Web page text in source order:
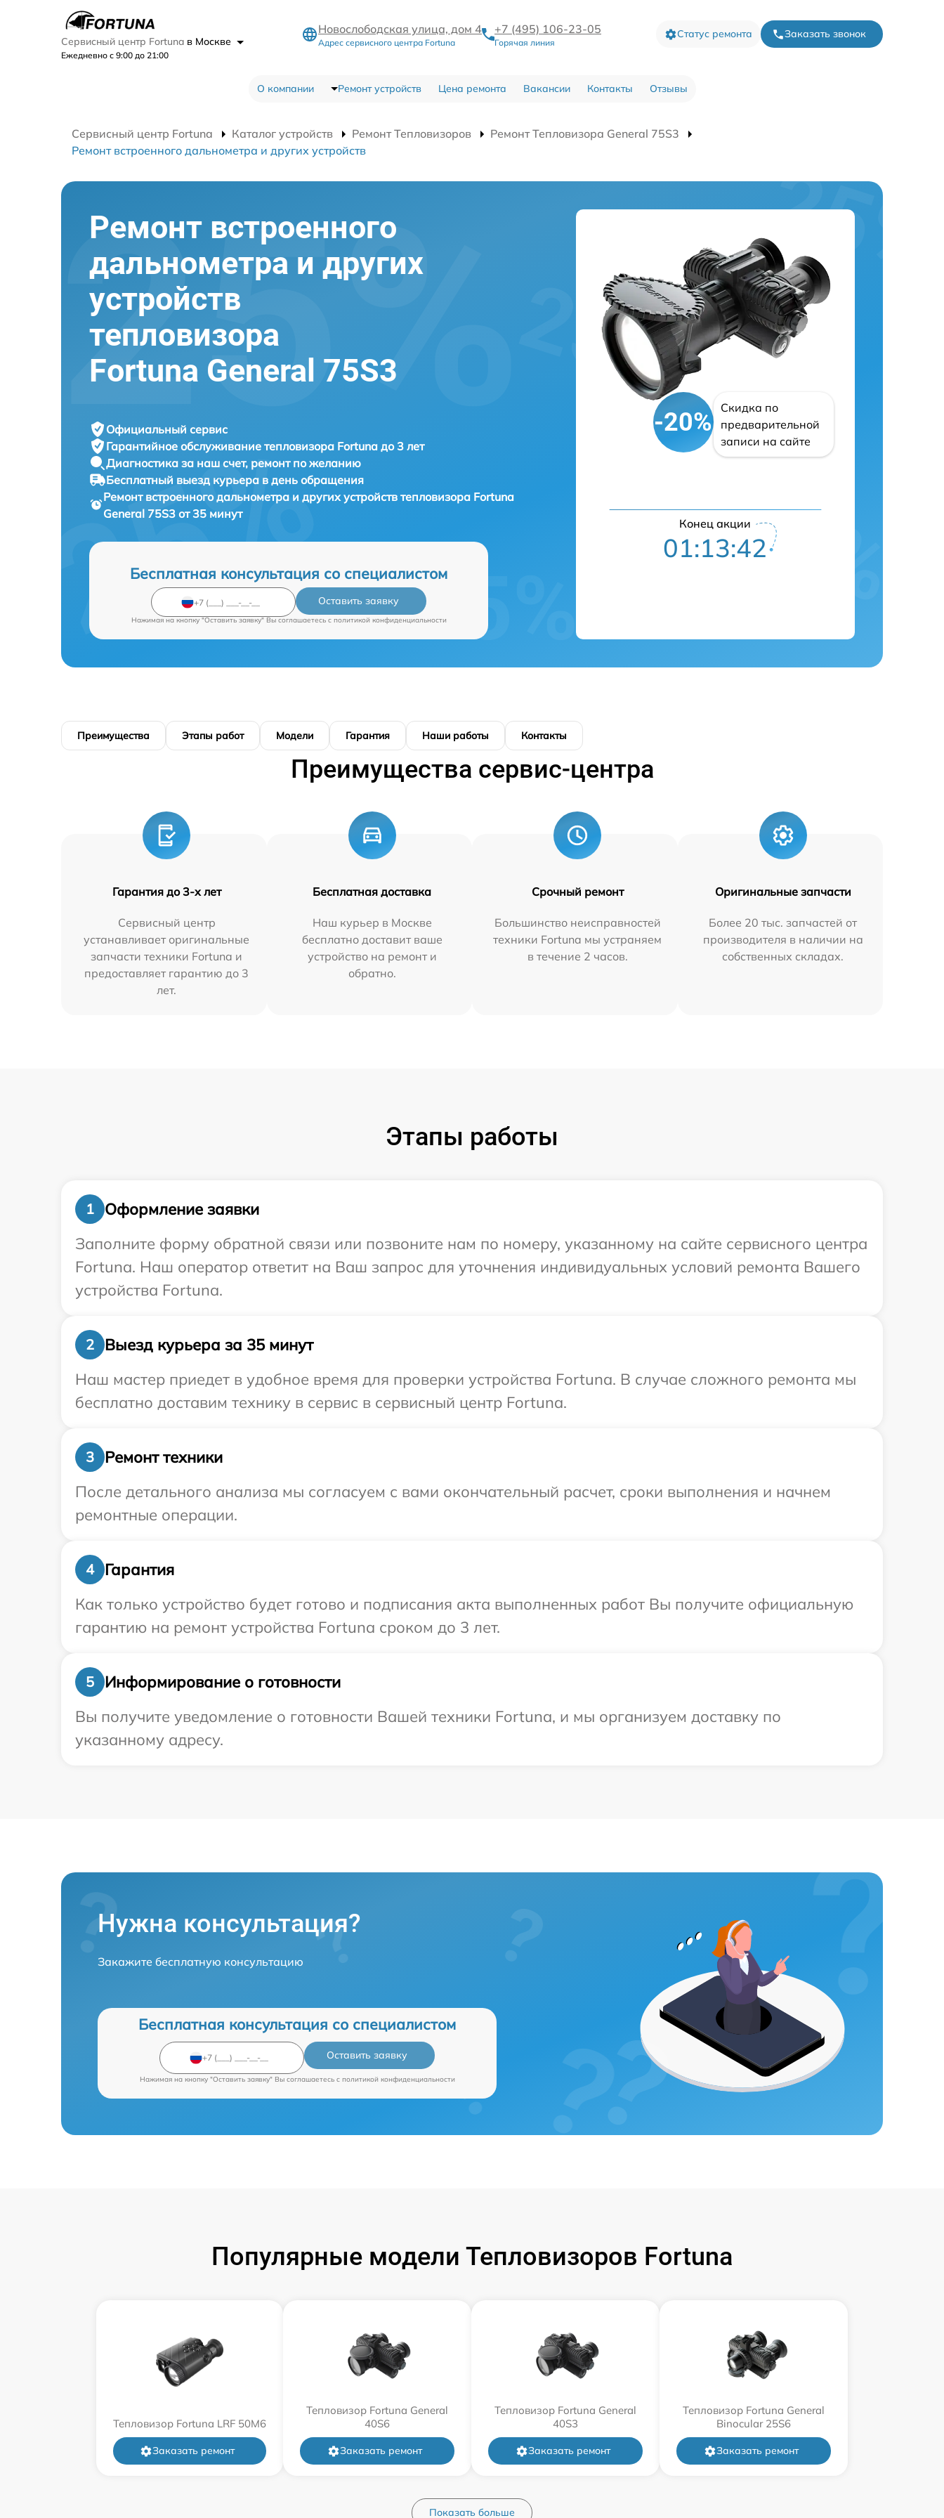
Сервисный центр Fortuna в Москве
Ежедневно с 9:00 до 21:00
Новослободская улица, дом 4
Адрес сервисного центра Fortuna
+7 (495) 106-23-05
Горячая линия
Статус ремонта Заказать звонок
О компании Ремонт устройств Цена ремонта Вакансии Контакты Отзывы
Сервисный центр Fortuna Каталог устройств Ремонт Тепловизоров
Ремонт Тепловизора General 75S3
Ремонт встроенного дальнометра и других устройств
Ремонт встроенного
дальнометра и других
устройств
тепловизора
Fortuna General 75S3
Официальный сервис
Гарантийное обслуживание тепловизора Fortuna до 3 лет
Диагностика за наш счет, ремонт по желанию
Бесплатный выезд курьера в день обращения
Ремонт встроенного дальнометра и других устройств тепловизора Fortuna
General 75S3 от 35 минут
Бесплатная консультация со специалистом
Оставить заявку
Нажимая на кнопку "Оставить заявку" Вы соглашаетесь c политикой конфиденциальности
-20%
Скидка по
предварительной
записи на сайте
Конец акции
01:13:41
Преимущества Этапы работ Модели Гарантия Наши работы Контакты
Преимущества сервис-центра
Гарантия до 3-х лет
Сервисный центр
устанавливает оригинальные
запчасти техники Fortuna и
предоставляет гарантию до 3
лет.
Бесплатная доставка
Наш курьер в Москве
бесплатно доставит ваше
устройство на ремонт и
обратно.
Срочный ремонт
Большинство неисправностей
техники Fortuna мы устраняем
в течение 2 часов.
Оригинальные запчасти
Более 20 тыс. запчастей от
производителя в наличии на
собственных складах.
Этапы работы
1
Оформление заявки
Заполните форму обратной связи или позвоните нам по номеру, указанному на сайте сервисного центра
Fortuna. Наш оператор ответит на Ваш запрос для уточнения индивидуальных условий ремонта Вашего
устройства Fortuna.
2
Выезд курьера за 35 минут
Наш мастер приедет в удобное время для проверки устройства Fortuna. В случае сложного ремонта мы
бесплатно доставим технику в сервис в сервисный центр Fortuna.
3
Ремонт техники
После детального анализа мы согласуем с вами окончательный расчет, сроки выполнения и начнем
ремонтные операции.
4
Гарантия
Как только устройство будет готово и подписания акта выполненных работ Вы получите официальную
гарантию на ремонт устройства Fortuna сроком до 3 лет.
5
Информирование о готовности
Вы получите уведомление о готовности Вашей техники Fortuna, и мы организуем доставку по
указанному адресу.
Нужна консультация?
Закажите бесплатную консультацию
Бесплатная консультация со специалистом
Оставить заявку
Нажимая на кнопку "Оставить заявку" Вы соглашаетесь c политикой конфиденциальности
Популярные модели Тепловизоров Fortuna
Тепловизор Fortuna LRF 50M6
Заказать ремонт
Тепловизор Fortuna General
40S6
Заказать ремонт
Тепловизор Fortuna General
40S3
Заказать ремонт
Тепловизор Fortuna General
Binocular 25S6
Заказать ремонт
Показать больше